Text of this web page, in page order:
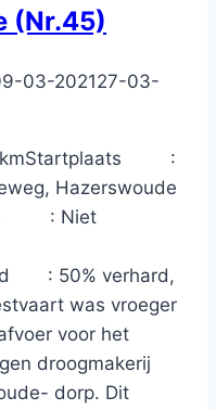
(Nr.45)
03-202127-03-
:
Hazerswoude
: Niet
: 50% verhard,
was vroeger
voor het
droogmakerij
dorp. Dit